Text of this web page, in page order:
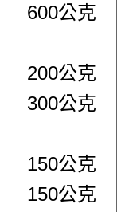
600公克
200公克
300公克
150公克
150公克